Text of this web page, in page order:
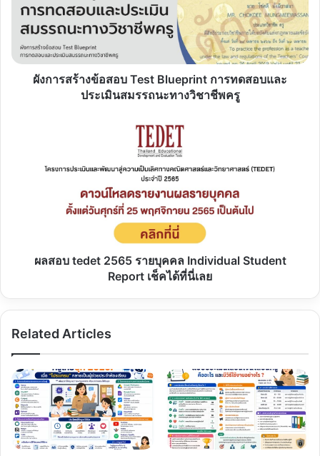
Blueprint
การ
ทดสอบ
และ
ประเมินผังการสร้างข้อสอบ Test Blueprint การทดสอบและ
ประเมินสมรรถนะทางวิชาชีพครู
ผลสอบ tedet 2565 รายบุคคล Individual Student
Report เช็คได้ที่นี่เลย
Related Articles